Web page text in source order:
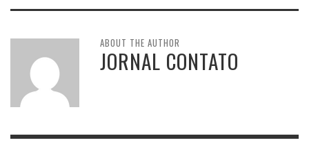
ABOUT THE AUTHOR
JORNAL CONTATO